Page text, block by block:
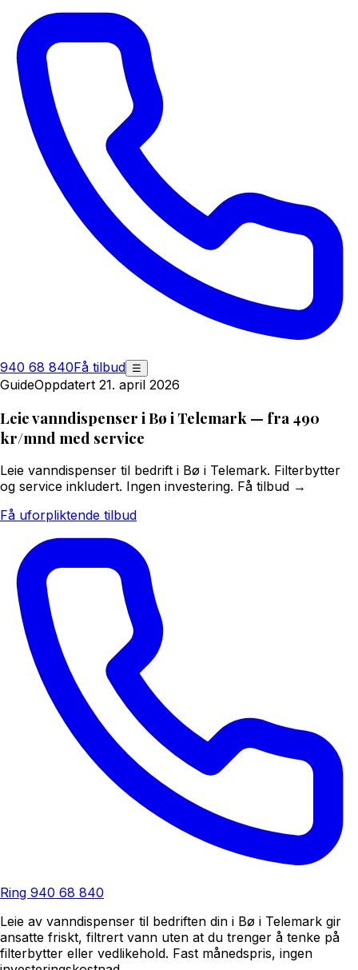
940 68 840Få tilbud ☰
GuideOppdatert 21. april 2026
Leie vanndispenser i Bø i Telemark — fra 490
kr/mnd med service
Leie vanndispenser til bedrift i Bø i Telemark. Filterbytter
og service inkludert. Ingen investering. Få tilbud →
Få uforpliktende tilbud
Ring 940 68 840
Leie av vanndispenser til bedriften din i Bø i Telemark gir
ansatte friskt, filtrert vann uten at du trenger å tenke på
filterbytter eller vedlikehold. Fast månedspris, ingen